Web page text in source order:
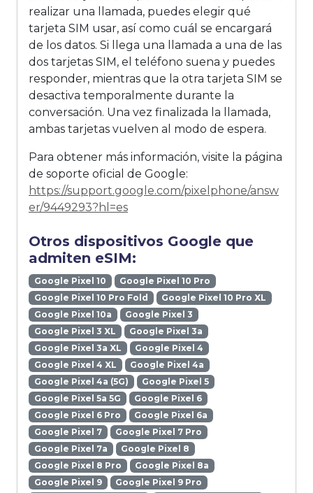
realizar una llamada, puedes elegir qué
tarjeta SIM usar, así como cuál se encargará
de los datos. Si llega una llamada a una de las
dos tarjetas SIM, el teléfono suena y puedes
responder, mientras que la otra tarjeta SIM se
desactiva temporalmente durante la
conversación. Una vez finalizada la llamada,
ambas tarjetas vuelven al modo de espera.
Para obtener más información, visite la página
de soporte oficial de Google:
https://support.google.com/pixelphone/answ
er/9449293?hl=es
Otros dispositivos Google que
admiten eSIM:
Google Pixel 10
Google Pixel 10 Pro
Google Pixel 10 Pro Fold
Google Pixel 10 Pro XL
Google Pixel 10a
Google Pixel 3
Google Pixel 3 XL
Google Pixel 3a
Google Pixel 3a XL
Google Pixel 4
Google Pixel 4 XL
Google Pixel 4a
Google Pixel 4a (5G)
Google Pixel 5
Google Pixel 5a 5G
Google Pixel 6
Google Pixel 6 Pro
Google Pixel 6a
Google Pixel 7
Google Pixel 7 Pro
Google Pixel 7a
Google Pixel 8
Google Pixel 8 Pro
Google Pixel 8a
Google Pixel 9
Google Pixel 9 Pro